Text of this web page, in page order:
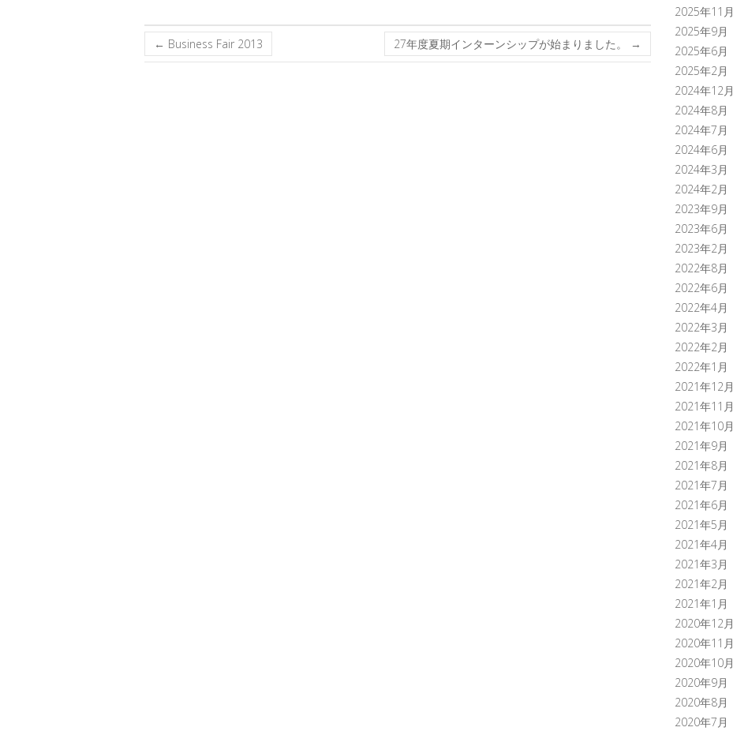
← Business Fair 2013 27年度夏期インターンシップが始まりました。 →
2025年11月
2025年9月
2025年6月
2025年2月
2024年12月
2024年8月
2024年7月
2024年6月
2024年3月
2024年2月
2023年9月
2023年6月
2023年2月
2022年8月
2022年6月
2022年4月
2022年3月
2022年2月
2022年1月
2021年12月
2021年11月
2021年10月
2021年9月
2021年8月
2021年7月
2021年6月
2021年5月
2021年4月
2021年3月
2021年2月
2021年1月
2020年12月
2020年11月
2020年10月
2020年9月
2020年8月
2020年7月